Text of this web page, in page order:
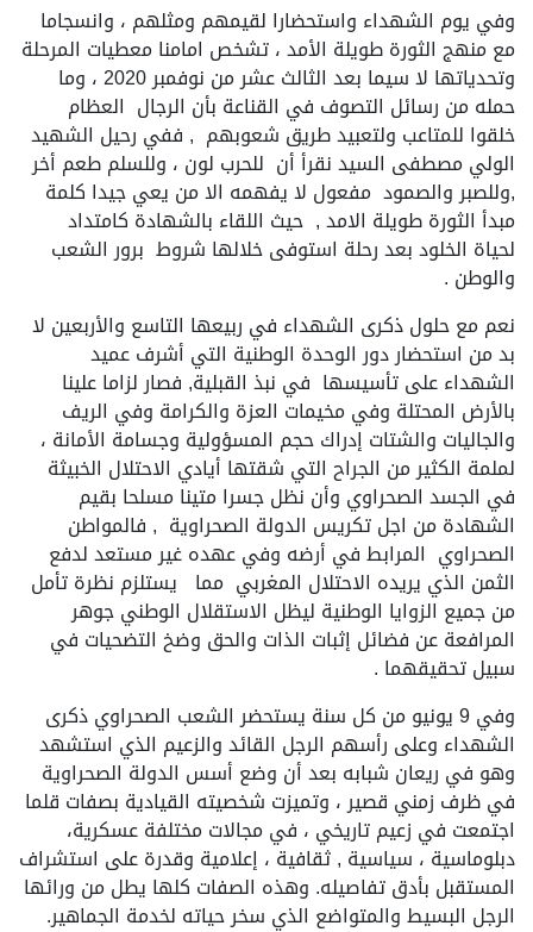
وفي يوم الشهداء واستحضارا لقيمهم ومثلهم ، وانسجاما
مع منهج الثورة طويلة الأمد ، تشخص امامنا معطيات المرحلة
وتحدياتها لا سيما بعد الثالث عشر من نوفمبر 2020 ، وما
حمله من رسائل التصوف في القناعة بأن الرجال العظام
خلقوا للمتاعب ولتعبيد طريق شعوبهم , ففي رحيل الشهيد
الولي مصطفى السيد نقرأ أن للحرب لون ، وللسلم طعم أخر
,وللصبر والصمود مفعول لا يفهمه الا من يعي جيدا كلمة
مبدأ الثورة طويلة الامد , حيث اللقاء بالشهادة كامتداد
لحياة الخلود بعد رحلة استوفى خلالها شروط برور الشعب
والوطن .
نعم مع حلول ذكرى الشهداء في ربيعها التاسع والأربعين لا
بد من استحضار دور الوحدة الوطنية التي أشرف عميد
الشهداء على تأسيسها في نبذ القبلية, فصار لزاما علينا
بالأرض المحتلة وفي مخيمات العزة والكرامة وفي الريف
والجاليات والشتات إدراك حجم المسؤولية وجسامة الأمانة ،
لملمة الكثير من الجراح التي شقتها أيادي الاحتلال الخبيثة
في الجسد الصحراوي وأن نظل جسرا متينا مسلحا بقيم
الشهادة من اجل تكريس الدولة الصحراوية , فالمواطن
الصحراوي المرابط في أرضه وفي عهده غير مستعد لدفع
الثمن الذي يريده الاحتلال المغربي مما يستلزم نظرة تأمل
من جميع الزوايا الوطنية ليظل الاستقلال الوطني جوهر
المرافعة عن فضائل إثبات الذات والحق وضخ التضحيات في
سبيل تحقيقهما .
وفي 9 يونيو من كل سنة يستحضر الشعب الصحراوي ذكرى
الشهداء وعلى رأسهم الرجل القائد والزعيم الذي استشهد
وهو في ريعان شبابه بعد أن وضع أسس الدولة الصحراوية
في ظرف زمني قصير ، وتميزت شخصيته القيادية بصفات قلما
اجتمعت في زعيم تاريخي ، في مجالات مختلفة عسكرية،
دبلوماسية ، سياسية , ثقافية ، إعلامية وقدرة على استشراف
المستقبل بأدق تفاصيله. وهذه الصفات كلها يطل من ورائها
الرجل البسيط والمتواضع الذي سخر حياته لخدمة الجماهير.